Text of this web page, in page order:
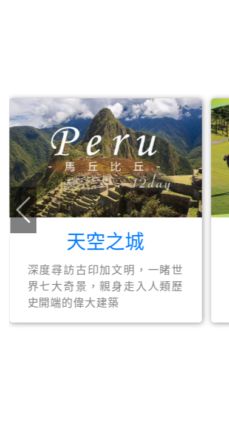
天空之城
深度尋訪古印加文明，一睹世
界七大奇景，親身走入人類歷
史開端的偉大建築